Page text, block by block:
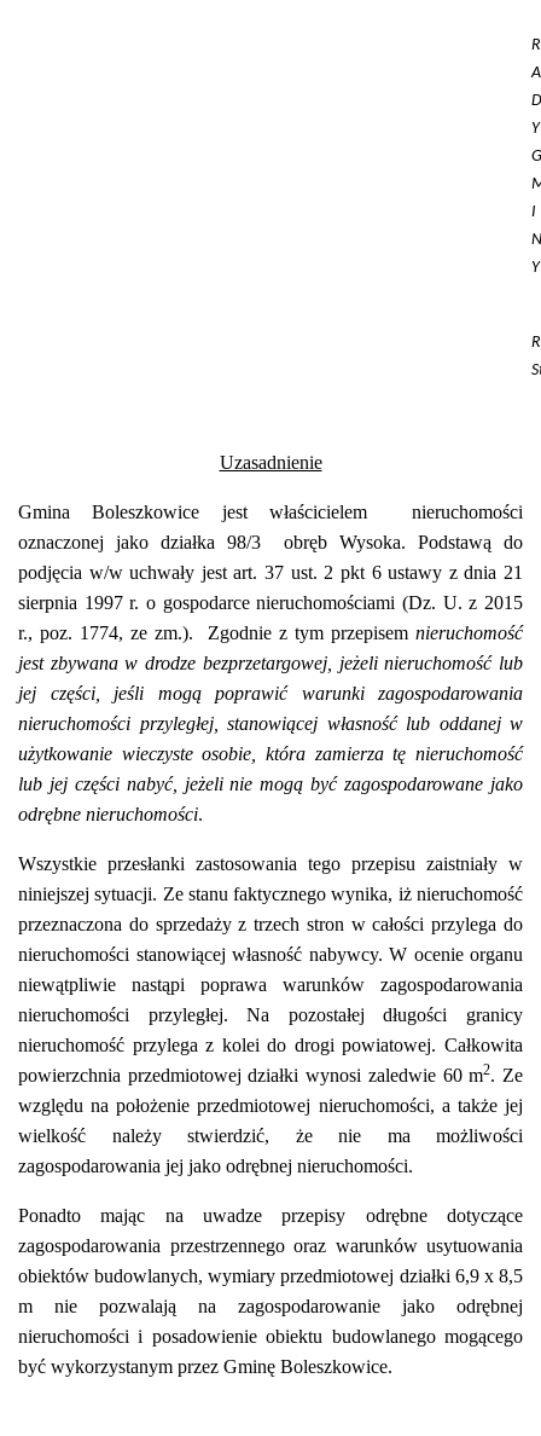
R
A
D
G
I
N
Y
Uzasadnienie
Gmina Boleszkowice jest właścicielem nieruchomości
oznaczonej jako działka 98/3 obręb Wysoka. Podstawą do
podjęcia w/w uchwały jest art. 37 ust. 2 pkt 6 ustawy z dnia 21
sierpnia 1997 r. o gospodarce nieruchomościami (Dz. U. z 2015
r., poz. 1774, ze zm.). Zgodnie z tym przepisem nieruchomość
jest zbywana w drodze bezprzetargowej, jeżeli nieruchomość lub
jej części, jeśli mogą poprawić warunki zagospodarowania
nieruchomości przyległej, stanowiącej własność lub oddanej w
użytkowanie wieczyste osobie, która zamierza tę nieruchomość
lub jej części nabyć, jeżeli nie mogą być zagospodarowane jako
odrębne nieruchomości.
Wszystkie przesłanki zastosowania tego przepisu zaistniały w
niniejszej sytuacji. Ze stanu faktycznego wynika, iż nieruchomość
przeznaczona do sprzedaży z trzech stron w całości przylega do
nieruchomości stanowiącej własność nabywcy. W ocenie organu
niewątpliwie nastąpi poprawa warunków zagospodarowania
nieruchomości przyległej. Na pozostałej długości granicy
nieruchomość przylega z kolei do drogi powiatowej. Całkowita
powierzchnia przedmiotowej działki wynosi zaledwie 60 m2. Ze
względu na położenie przedmiotowej nieruchomości, a także jej
wielkość należy stwierdzić, że nie ma możliwości
zagospodarowania jej jako odrębnej nieruchomości.
Ponadto mając na uwadze przepisy odrębne dotyczące
zagospodarowania przestrzennego oraz warunków usytuowania
obiektów budowlanych, wymiary przedmiotowej działki 6,9 x 8,5
m nie pozwalają na zagospodarowanie jako odrębnej
nieruchomości i posadowienie obiektu budowlanego mogącego
być wykorzystanym przez Gminę Boleszkowice.